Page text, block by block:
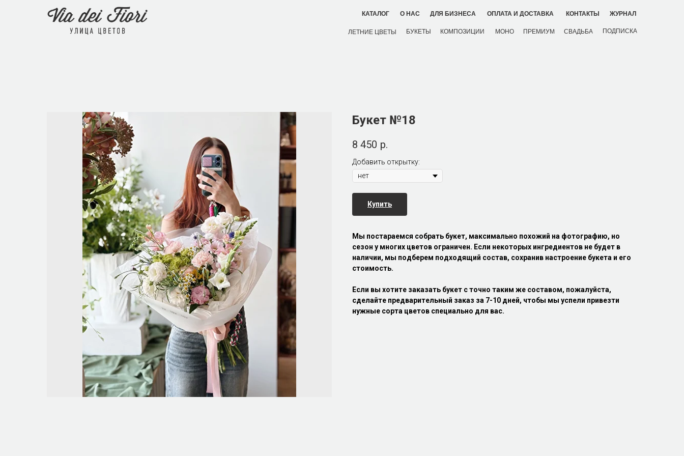
О НАС
КАТАЛОГ ДЛЯ БИЗНЕСА ОПЛАТА И ДОСТАВКА КОНТАКТЫ ЖУРНАЛ
БУКЕТЫ ПРЕМИУМ
МОНО
ЛЕТНИЕ ЦВЕТЫ КОМПОЗИЦИИ СВАДЬБА ПОДПИСКА
Букет №18
8 450 р.
Добавить открытку:
Купить
Мы постараемся собрать букет, максимально похожий на фотографию, но
сезон у многих цветов ограничен. Если некоторых ингредиентов не будет в
наличии, мы подберем подходящий состав, сохранив настроение букета и его
стоимость.
Если вы хотите заказать букет с точно таким же составом, пожалуйста,
сделайте предварительный заказ за 7-10 дней, чтобы мы успели привезти
нужные сорта цветов специально для вас.